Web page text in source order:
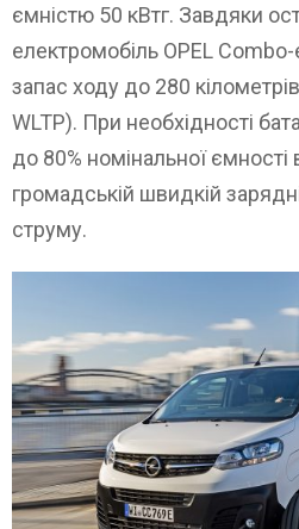
ємністю 50 кВтг. Завдяки
електромобіль OPEL
запас ходу до 280
WLTP). При необхідності
до 80% номінальної
громадській швидкій
струму.